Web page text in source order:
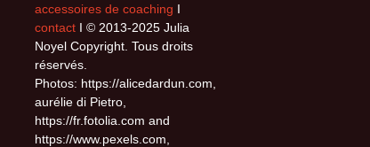
accessoires de coaching I
contact I © 2013-2025 Julia
Noyel Copyright. Tous droits
réservés.
Photos: https://alicedardun.com,
aurélie di Pietro,
https://fr.fotolia.com and
https://www.pexels.com,